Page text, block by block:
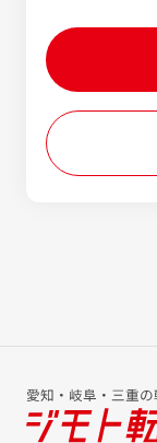
で荷
送
の物
安
え
店 〒
名
名
3-1
より徒歩13分
市
＊
市